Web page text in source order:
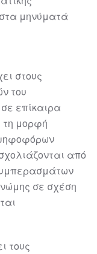
μηνύματά
στους
του
επίκαιρα
μορφή
από
σε σχέση
τους